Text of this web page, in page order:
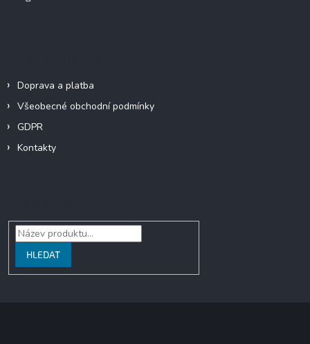
Doprava a platba
Všeobecné obchodní podmínky
GDPR
Kontakty
HLEDAT